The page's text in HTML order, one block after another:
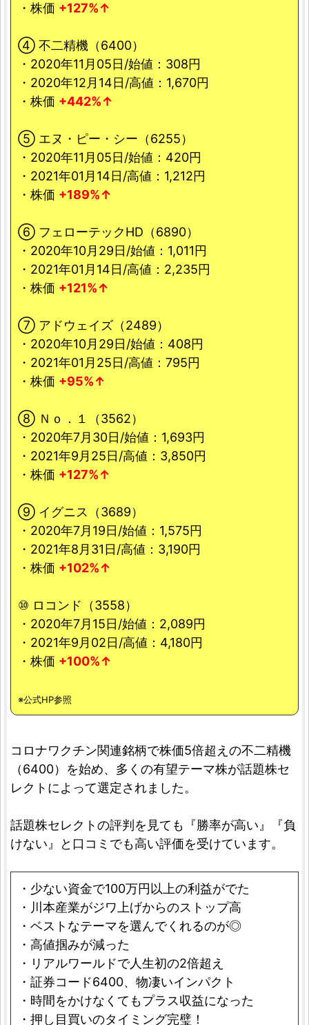
・株価 +127%↑
④ 不二精機（6400）
・2020年11月05日/始値：308円
・2020年12月14日/高値：1,670円
・株価 +442%↑
⑤ エヌ・ピー・シー（6255）
・2020年11月05日/始値：420円
・2021年01月14日/高値：1,212円
・株価 +189%↑
⑥ フェローテックHD（6890）
・2020年10月29日/始値：1,011円
・2021年01月14日/高値：2,235円
・株価 +121%↑
⑦ アドウェイズ（2489）
・2020年10月29日/始値：408円
・2021年01月25日/高値：795円
・株価 +95%↑
⑧ Ｎｏ．１（3562）
・2020年7月30日/始値：1,693円
・2021年9月25日/高値：3,850円
・株価 +127%↑
⑨ イグニス（3689）
・2020年7月19日/始値：1,575円
・2021年8月31日/高値：3,190円
・株価 +102%↑
⑩ ロコンド（3558）
・2020年7月15日/始値：2,089円
・2021年9月02日/高値：4,180円
・株価 +100%↑
※公式HP参照
コロナワクチン関連銘柄で株価5倍超えの不二精機
（6400）を始め、多くの有望テーマ株が話題株セ
レクトによって選定されました。
話題株セレクトの評判を見ても『勝率が高い』『負
けない』と口コミでも高い評価を受けています。
・少ない資金で100万円以上の利益がでた
・川本産業がジワ上げからのストップ高
・ベストなテーマを選んでくれるのが◎
・高値掴みが減った
・リアルワールドで人生初の2倍超え
・証券コード6400、物凄いインパクト
・時間をかけなくてもプラス収益になった
・押し目買いのタイミング完璧！